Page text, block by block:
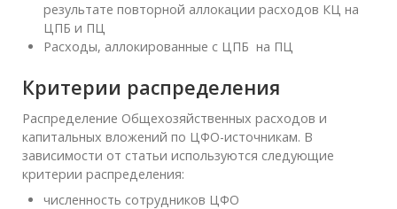
результате повторной аллокации расходов КЦ на
ЦПБ и ПЦ
Расходы, аллокированные с ЦПБ на ПЦ
Критерии распределения
Распределение Общехозяйственных расходов и
капитальных вложений по ЦФО-источникам. В
зависимости от статьи используются следующие
критерии распределения:
численность сотрудников ЦФО